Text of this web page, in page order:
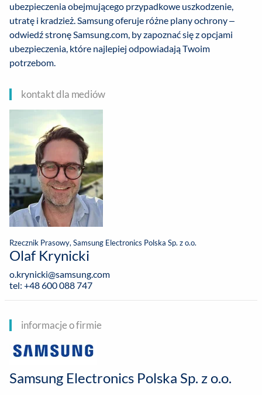
ubezpieczenia obejmującego przypadkowe uszkodzenie,
utratę i kradzież. Samsung oferuje różne plany ochrony –
odwiedź stronę Samsung.com, by zapoznać się z opcjami
ubezpieczenia, które najlepiej odpowiadają Twoim
potrzebom.
kontakt dla mediów
Rzecznik Prasowy, Samsung Electronics Polska Sp. z o.o.
Olaf Krynicki
o.krynicki@samsung.com
tel: +48 600 088 747
informacje o firmie
Samsung Electronics Polska Sp. z o.o.